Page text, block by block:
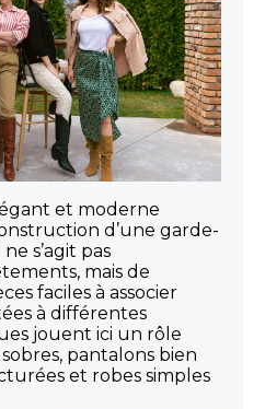
et moderne
d’une garde-
s’agit pas
mais de
faciles à associer
à différentes
jouent ici un rôle
pantalons bien
et robes simples